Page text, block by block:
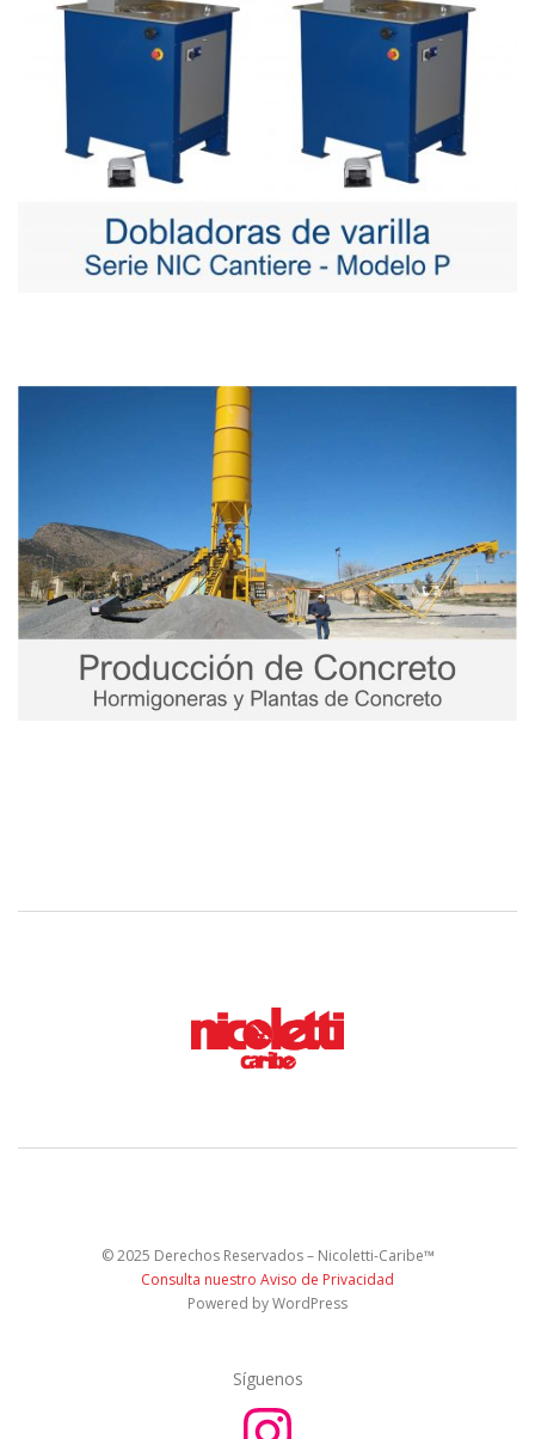
© 2025 Derechos Reservados – Nicoletti-Caribe™
Consulta nuestro Aviso de Privacidad
Powered by WordPress
Síguenos